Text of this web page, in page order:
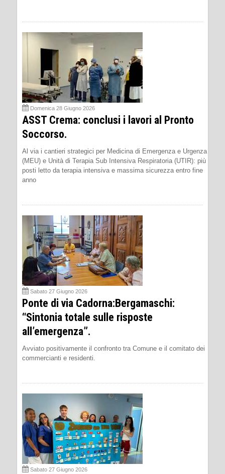
Domenica 28 Giugno 2026
ASST Crema: conclusi i lavori al Pronto
Soccorso.
Al via i cantieri strategici per Medicina di Emergenza e Urgenza
(MEU) e Unità di Terapia Sub Intensiva Respiratoria (UTIR): più
posti letto da terapia intensiva e massima sicurezza entro fine
anno
Sabato 27 Giugno 2026
Ponte di via Cadorna:Bergamaschi:
“Sintonia totale sulle risposte
all’emergenza”.
Avviato positivamente il confronto tra Comune e il comitato dei
commercianti e residenti.
Sabato 27 Giugno 2026